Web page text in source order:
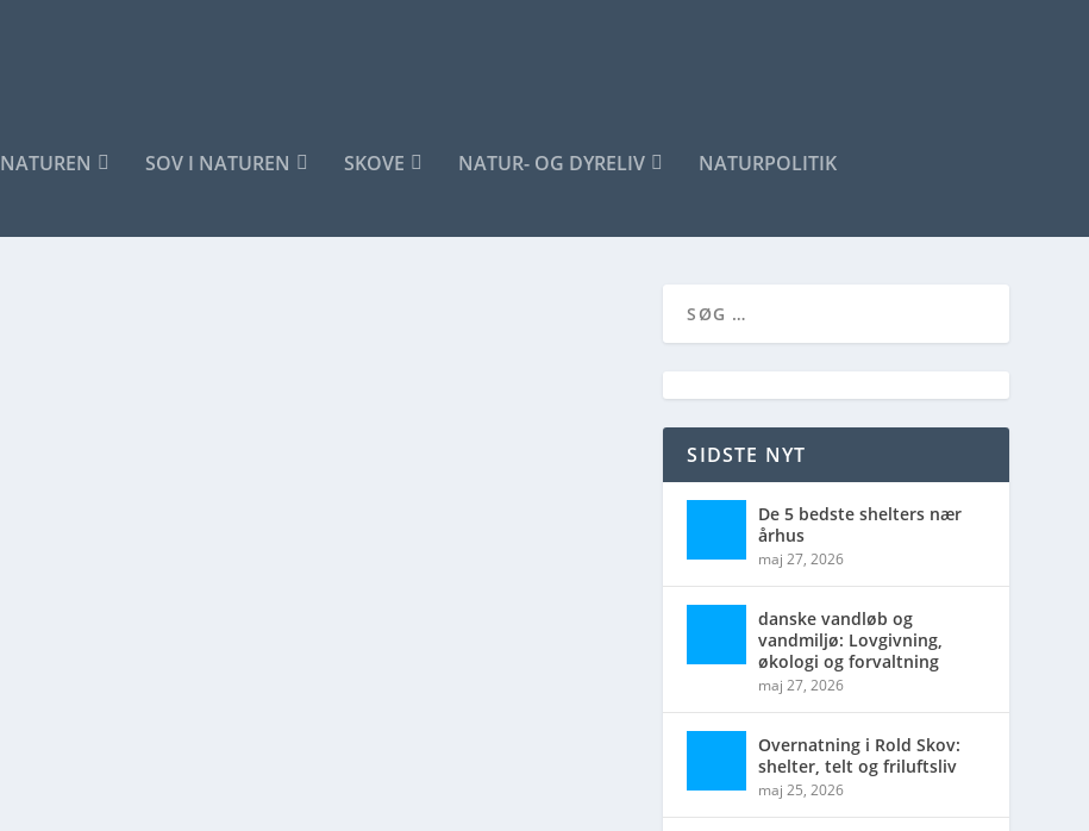
SOV I NATUREN SKOVE NATUR- OG DYRELIV NATURPOLITIK
SIDSTE NYT
De 5 bedste shelters nær
århus
maj 27, 2026
danske vandløb og
vandmiljø: Lovgivning,
økologi og forvaltning
maj 27, 2026
Overnatning i Rold Skov:
shelter, telt og friluftsliv
maj 25, 2026